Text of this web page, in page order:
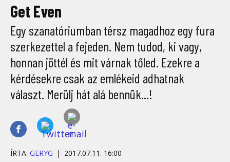
Get Even
Egy szanatóriumban térsz magadhoz egy fura
szerkezettel a fejeden. Nem tudod, ki vagy,
honnan jöttél és mit várnak tőled. Ezekre a
kérdésekre csak az emlékeid adhatnak
választ. Merülj hát alá bennük...!
ÍRTA: GERYG 2017.07.11. 16:00